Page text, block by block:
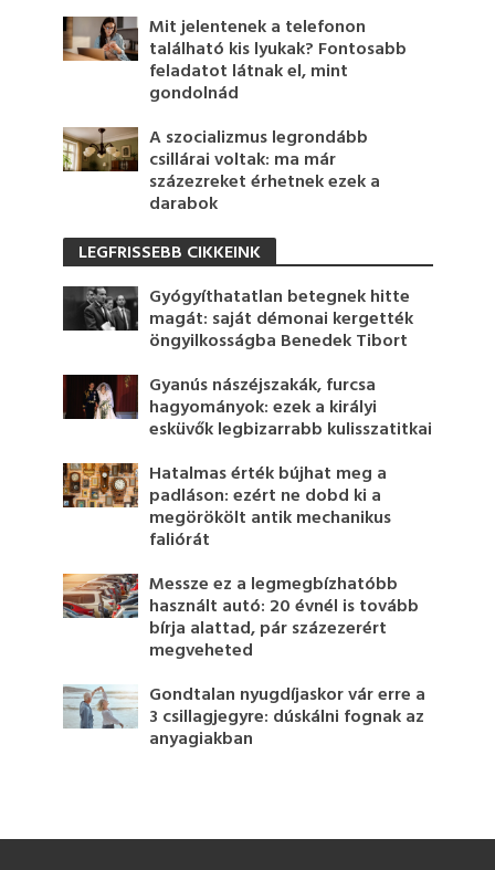
Mit jelentenek a telefonon
található kis lyukak? Fontosabb
feladatot látnak el, mint
gondolnád
A szocializmus legrondább
csillárai voltak: ma már
százezreket érhetnek ezek a
darabok
LEGFRISSEBB CIKKEINK
Gyógyíthatatlan betegnek hitte
magát: saját démonai kergették
öngyilkosságba Benedek Tibort
Gyanús nászéjszakák, furcsa
hagyományok: ezek a királyi
esküvők legbizarrabb kulisszatitkai
Hatalmas érték bújhat meg a
padláson: ezért ne dobd ki a
megörökölt antik mechanikus
faliórát
Messze ez a legmegbízhatóbb
használt autó: 20 évnél is tovább
bírja alattad, pár százezerért
megveheted
Gondtalan nyugdíjaskor vár erre a
3 csillagjegyre: dúskálni fognak az
anyagiakban